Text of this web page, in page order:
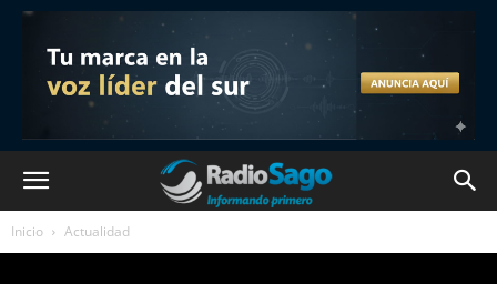
Inicio Actualidad